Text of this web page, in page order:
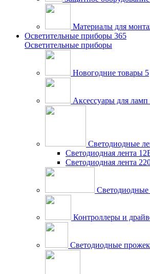
Материалы для
Осветительные приборы 365
Осветительные приборы
Новогодние товары 5
Аксессуары для ламп
Светодиодные
Светодиодная лента
Светодиодная лента
Контроллеры и
Светодиодные